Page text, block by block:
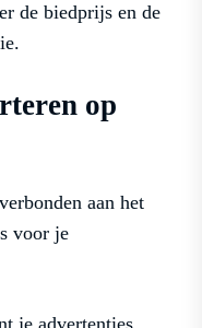
de biedprijs en de
op
aan het
voor je